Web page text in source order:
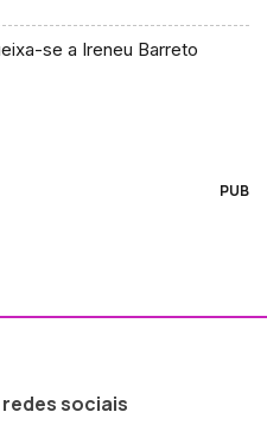
se a Ireneu Barreto
PUB
sociais